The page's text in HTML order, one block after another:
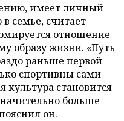
имеет личный
семье, считает
отношение
образу жизни. «Путь
раньше первой
спортивны сами
культура становится
больше
он.